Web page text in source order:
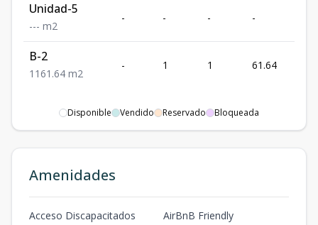
Unidad-5
--- m2
- - - -
B-2
1 1 61.64 m2
- 1 1 61.64
Disponible Vendido Reservado Bloqueada
Amenidades
Acceso Discapacitados
AirBnB Friendly